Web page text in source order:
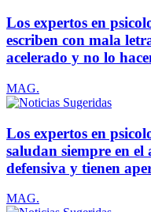
Los expertos en
escriben con mala
acelerado y no lo
MAG.
Los expertos en
saludan siempre en el
defensiva y tienen
MAG.